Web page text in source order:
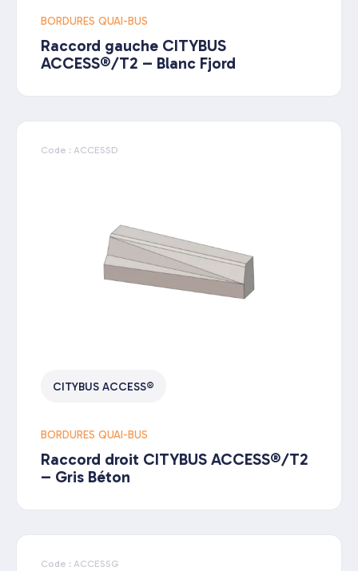
BORDURES QUAI-BUS
Raccord gauche CITYBUS
ACCESS®/T2 – Blanc Fjord
Code : ACCESSD
CITYBUS ACCESS®
BORDURES QUAI-BUS
Raccord droit CITYBUS ACCESS®/T2
– Gris Béton
Code : ACCESSG